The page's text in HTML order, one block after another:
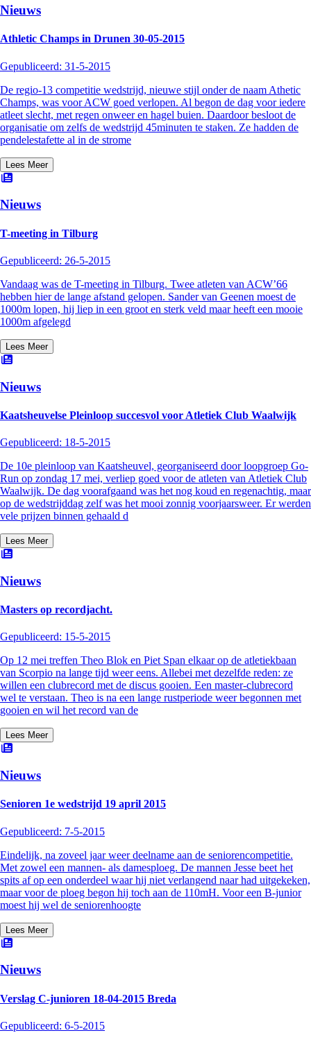
Nieuws
Athletic Champs in Drunen 30-05-2015
Gepubliceerd: 31-5-2015
De regio-13 competitie wedstrijd, nieuwe stijl onder de naam Athetic
Champs, was voor ACW goed verlopen. Al begon de dag voor iedere
atleet slecht, met regen onweer en hagel buien. Daardoor besloot de
organisatie om zelfs de wedstrijd 45minuten te staken. Ze hadden de
pendelestafette al in de strome
Lees Meer
Nieuws
T-meeting in Tilburg
Gepubliceerd: 26-5-2015
Vandaag was de T-meeting in Tilburg. Twee atleten van ACW’66
hebben hier de lange afstand gelopen. Sander van Geenen moest de
1000m lopen, hij liep in een groot en sterk veld maar heeft een mooie
1000m afgelegd
Lees Meer
Nieuws
Kaatsheuvelse Pleinloop succesvol voor Atletiek Club Waalwijk
Gepubliceerd: 18-5-2015
De 10e pleinloop van Kaatsheuvel, georganiseerd door loopgroep Go-
Run op zondag 17 mei, verliep goed voor de atleten van Atletiek Club
Waalwijk. De dag voorafgaand was het nog koud en regenachtig, maar
op de wedstrijddag zelf was het mooi zonnig voorjaarsweer. Er werden
vele prijzen binnen gehaald d
Lees Meer
Nieuws
Masters op recordjacht.
Gepubliceerd: 15-5-2015
Op 12 mei treffen Theo Blok en Piet Span elkaar op de atletiekbaan
van Scorpio na lange tijd weer eens. Allebei met dezelfde reden: ze
willen een clubrecord met de discus gooien. Een master-clubrecord
wel te verstaan. Theo is na een lange rustperiode weer begonnen met
gooien en wil het record van de
Lees Meer
Nieuws
Senioren 1e wedstrijd 19 april 2015
Gepubliceerd: 7-5-2015
Eindelijk, na zoveel jaar weer deelname aan de seniorencompetitie.
Met zowel een mannen- als damesploeg. De mannen Jesse beet het
spits af op een onderdeel waar hij niet verlangend naar had uitgekeken,
maar voor de ploeg begon hij toch aan de 110mH. Voor een B-junior
moest hij wel de seniorenhoogte
Lees Meer
Nieuws
Verslag C-junioren 18-04-2015 Breda
Gepubliceerd: 6-5-2015